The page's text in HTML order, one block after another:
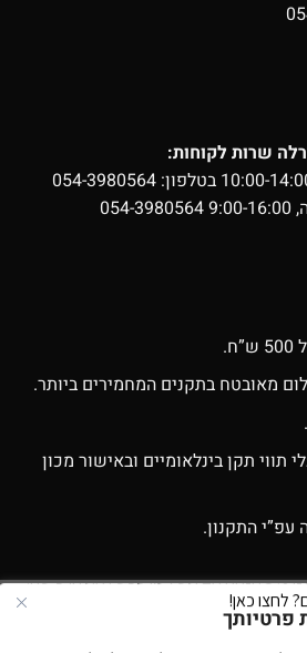
שרות לקוחות:
054-3980564
054-3980564
מאובטח בתקנים המחמירים ביותר.
תווי תקן בינלאומיים ובאישור מכון
התקנון.
MasterCard
American